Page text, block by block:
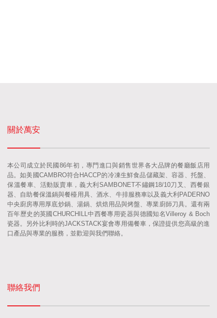
關於萬安
本公司成立於民國86年初，專門進口與銷售世界各大品牌的餐廳飯店用
品。如美國CAMBRO符合HACCP的冷凍生鮮食品儲藏架、容器、托盤、
保溫餐車、活動販賣車，義大利SAMBONET不鏽鋼18/10刀叉、西餐銀
器、自助餐保溫鍋與餐檯用具、酒水、牛排服務車以及義大利PADERNO
中央廚房專用厚底炒鍋、湯鍋、烘焙用品與烤盤、專業廚師刀具。還有兩
百年歷史的英國CHURCHILL中西餐專用瓷器與德國知名Villeroy & Boch
瓷器。另外比利時的JACKSTACK宴會專用備餐車，保證提供您高級的進
口產品與專業的服務，並歡迎與我們聯絡。
聯絡我們